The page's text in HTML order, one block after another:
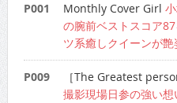
CINEMA×STYLE 294号
P001 Monthly Cover Girl
の腕前ベストスコア
ツ系癒しクイーンが
P009 ［The Greatest
撮影現場日参の強い